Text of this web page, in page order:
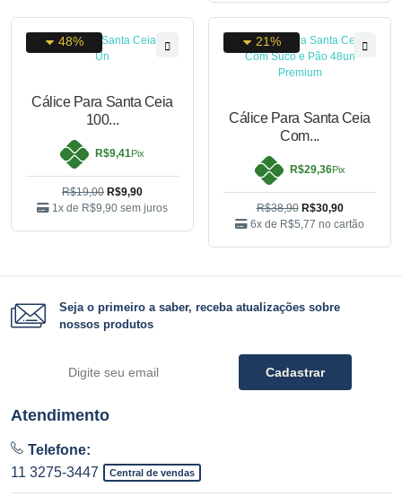
48%
Cálice Para Santa Ceia
100...
R$9,41Pix
R$19,00 R$9,90
1x de R$9,90 sem juros
21%
Cálice Para Santa Ceia
Com...
R$29,36Pix
R$38,90 R$30,90
6x de R$5,77 no cartão
Seja o primeiro a saber, receba atualizações sobre
nossos produtos
Cadastrar
Atendimento
Telefone:
11 3275-3447
Central de vendas